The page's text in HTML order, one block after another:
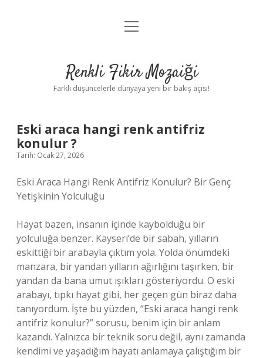
Anasayfa
Yasal Uyarı
Hakkımızda
menüyü
Renkli Fikir Mozaiği
Farklı düşüncelerle dünyaya yeni bir bakış açısı!
Eski araca hangi renk antifriz
konulur ?
Tarih: Ocak 27, 2026
Eski Araca Hangi Renk Antifriz Konulur? Bir Genç
Yetişkinin Yolculuğu
Hayat bazen, insanın içinde kaybolduğu bir
yolculuğa benzer. Kayseri’de bir sabah, yılların
eskittiği bir arabayla çıktım yola. Yolda önümdeki
manzara, bir yandan yılların ağırlığını taşırken, bir
yandan da bana umut ışıkları gösteriyordu. O eski
arabayı, tıpkı hayat gibi, her geçen gün biraz daha
tanıyordum. İşte bu yüzden, “Eski araca hangi renk
antifriz konulur?” sorusu, benim için bir anlam
kazandı. Yalnızca bir teknik soru değil, aynı zamanda
kendimi ve yaşadığım hayatı anlamaya çalıştığım bir